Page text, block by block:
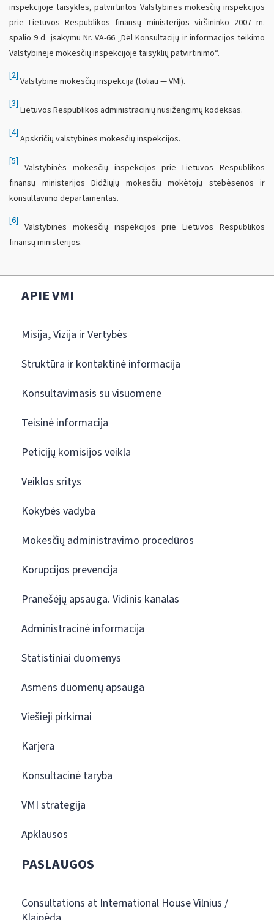
inspekcijoje taisyklės, patvirtintos Valstybinės mokesčių inspekcijos
prie Lietuvos Respublikos finansų ministerijos viršininko 2007 m.
spalio 9 d. įsakymu Nr. VA-66 „Dėl Konsultacijų ir informacijos teikimo
Valstybinėje mokesčių inspekcijoje taisyklių patvirtinimo“.
[2]
Valstybinė mokesčių inspekcija (toliau — VMI).
[3]
Lietuvos Respublikos administracinių nusižengimų kodeksas.
[4]
Apskričių valstybinės mokesčių inspekcijos.
[5]
Valstybinės mokesčių inspekcijos prie Lietuvos Respublikos
finansų ministerijos Didžiųjų mokesčių mokėtojų stebėsenos ir
konsultavimo departamentas.
[6]
Valstybinės mokesčių inspekcijos prie Lietuvos Respublikos
finansų ministerijos.
APIE VMI
Misija, Vizija ir Vertybės
Struktūra ir kontaktinė informacija
Konsultavimasis su visuomene
Teisinė informacija
Peticijų komisijos veikla
Veiklos sritys
Kokybės vadyba
Mokesčių administravimo procedūros
Korupcijos prevencija
Pranešėjų apsauga. Vidinis kanalas
Administracinė informacija
Statistiniai duomenys
Asmens duomenų apsauga
Viešieji pirkimai
Karjera
Konsultacinė taryba
VMI strategija
Apklausos
PASLAUGOS
Consultations at International House Vilnius /